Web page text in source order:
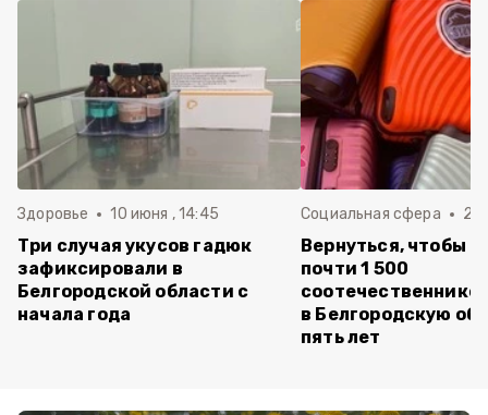
Здоровье 10 июня , 14:45
Три случая укусов гадюк
зафиксировали в
Белгородской области с
начала года
Социальная сфера 20
Вернуться, чтобы
почти 1 500
в Белгородскую
пять лет